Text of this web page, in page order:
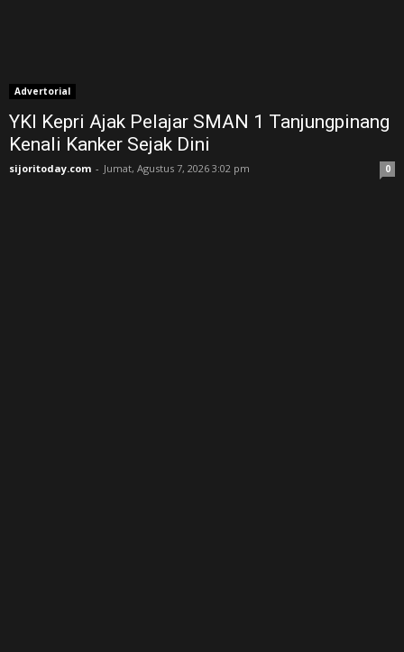
Advertorial
YKI Kepri Ajak Pelajar SMAN 1 Tanjungpinang
Kenali Kanker Sejak Dini
sijoritoday.com - Jumat, Agustus 7, 2026 3:02 pm 0